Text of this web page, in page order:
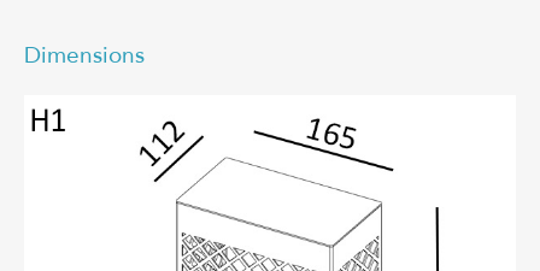
Dimensions